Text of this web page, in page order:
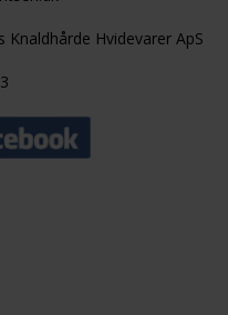
Knaldhårde Hvidevarer ApS